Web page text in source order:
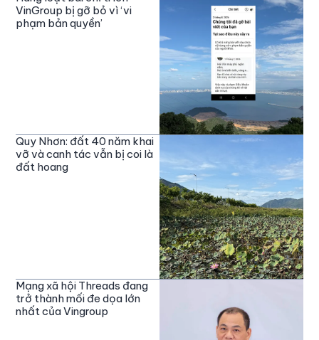
VinGroup bị gỡ bỏ vì ‘vi
phạm bản quyền’
Quy Nhơn: đất 40 năm khai
vỡ và canh tác vẫn bị coi là
đất hoang
Mạng xã hội Threads đang
trở thành mối đe dọa lớn
nhất của Vingroup